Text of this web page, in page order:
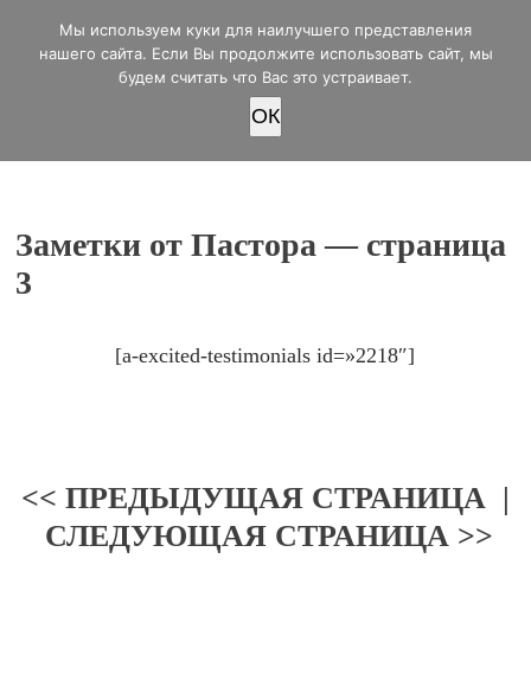
office@lifeinvictory.ru
+7 950 189 4420
Россия, г.Оренбург, ул.Мира 32/2
Заметки от Пастора — страница
3
[a-excited-testimonials id=»2218″]
<< ПРЕДЫДУЩАЯ СТРАНИЦА|
СЛЕДУЮЩАЯ СТРАНИЦА >>
Мы используем куки для наилучшего представления
нашего сайта. Если Вы продолжите использовать сайт, мы
будем считать что Вас это устраивает.
OК